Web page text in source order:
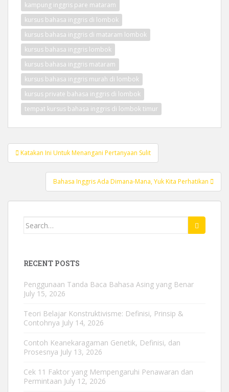
kampung inggris pare mataram
kursus bahasa inggris di lombok
kursus bahasa inggris di mataram lombok
kursus bahasa inggris lombok
kursus bahasa inggris mataram
kursus bahasa inggris murah di lombok
kursus private bahasa inggris di lombok
tempat kursus bahasa inggris di lombok timur
Post
navigation
Katakan Ini Untuk Menangani Pertanyaan Sulit
Bahasa Inggris Ada Dimana-Mana, Yuk Kita Perhatikan
Search
RECENT POSTS
Penggunaan Tanda Baca Bahasa Asing yang Benar
July 15, 2026
Teori Belajar Konstruktivisme: Definisi, Prinsip &
Contohnya July 14, 2026
Contoh Keanekaragaman Genetik, Definisi, dan
Prosesnya July 13, 2026
Cek 11 Faktor yang Mempengaruhi Penawaran dan
Permintaan July 12, 2026